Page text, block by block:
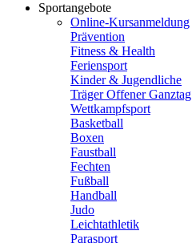
Sportangebote
Online-Kursanmeldung
Prävention
Fitness & Health
Feriensport
Kinder & Jugendliche
Träger Offener Ganztag
Wettkampfsport
Basketball
Boxen
Faustball
Fechten
Fußball
Handball
Judo
Leichtathletik
Parasport